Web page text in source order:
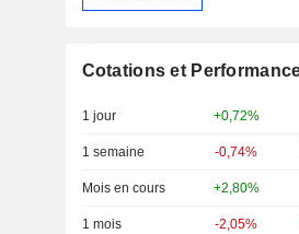
Cotations et
1 jour +0,72%
1 semaine -0,74%
Mois en cours +2,80%
1 mois -2,05%